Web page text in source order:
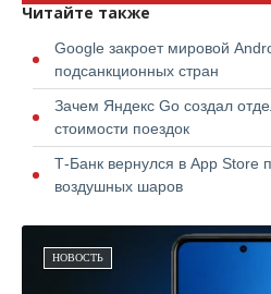
Читайте также
Google закроет мировой
подсанкционных стран
Зачем Яндекс Go создал
стоимости поездок
Т-Банк вернулся в App Store
воздушных шаров
НОВОСТЬ